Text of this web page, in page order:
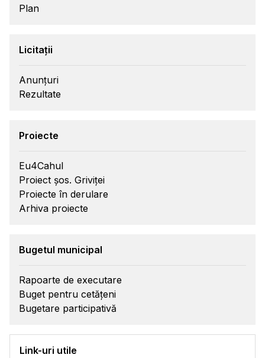
Plan
Licitații
Anunțuri
Rezultate
Proiecte
Eu4Cahul
Proiect șos. Griviței
Proiecte în derulare
Arhiva proiecte
Bugetul municipal
Rapoarte de executare
Buget pentru cetățeni
Bugetare participativă
Link-uri utile